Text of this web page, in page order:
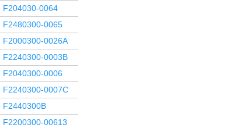
F204030-0064
F2480300-0065
F2000300-0026A
F2240300-0003B
F2040300-0006
F2240300-0007C
F2440300B
F2200300-00613